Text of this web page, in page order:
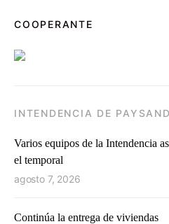
COOPERANTE
INTENDENCIA DE
Varios equipos de la Intendencia
el temporal
agosto 7, 2026
Continúa la entrega de viviendas